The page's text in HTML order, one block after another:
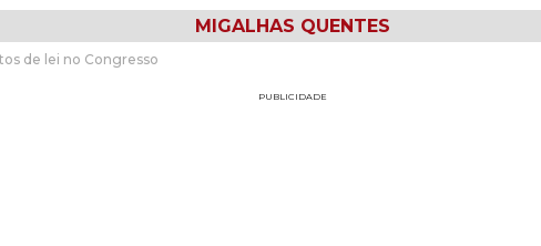
MIGALHAS QUENTES
de lei no Congresso
PUBLICIDADE